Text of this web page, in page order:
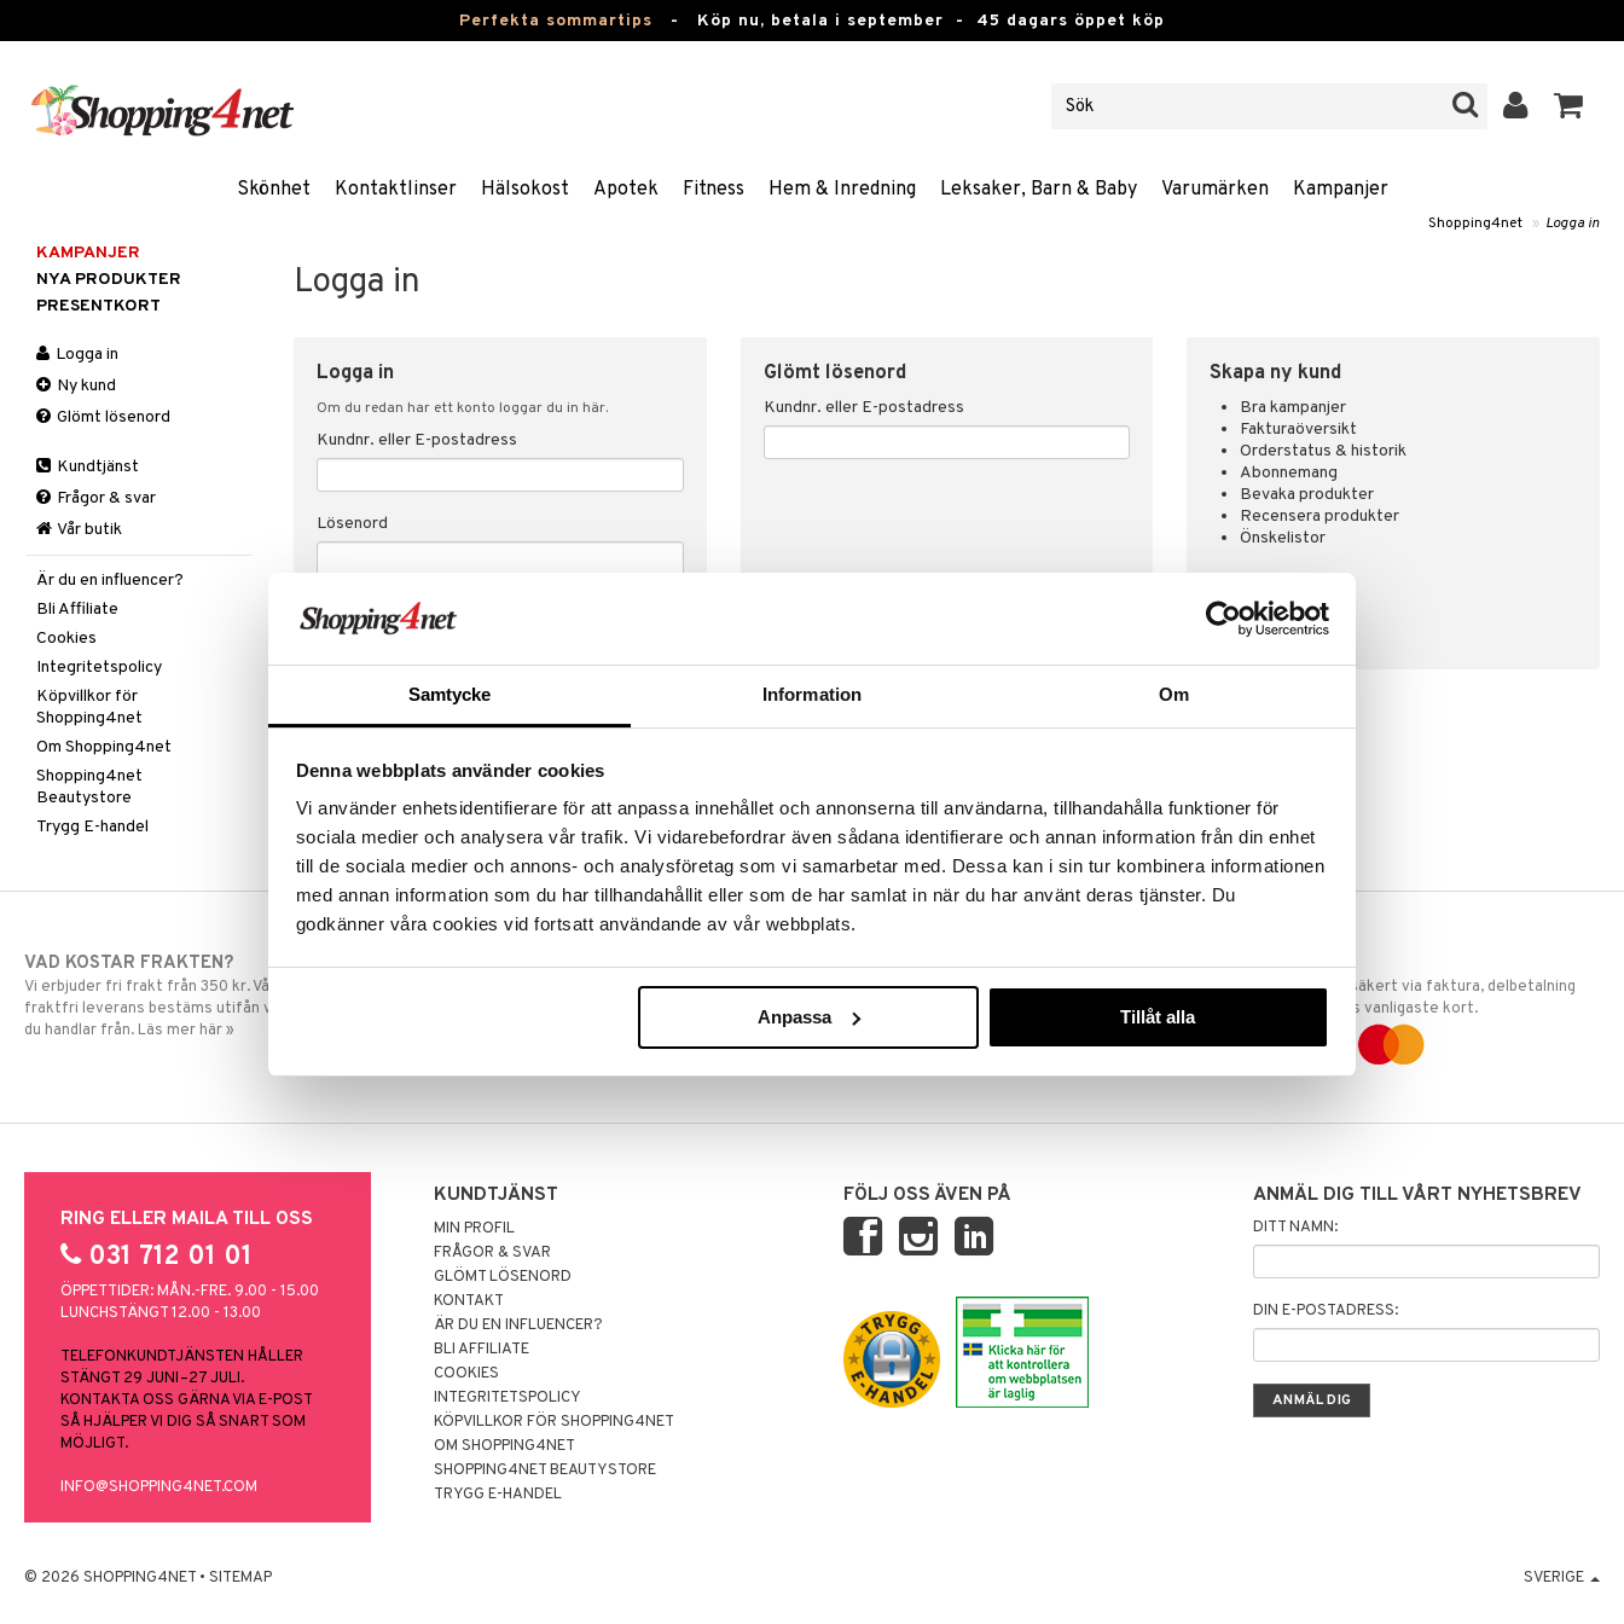
Samtycke Information Om
Denna webbplats använder cookies
Vi använder enhetsidentifierare för att anpassa innehållet och annonserna till användarna, tillhandahålla funktioner för
sociala medier och analysera vår trafik. Vi vidarebefordrar även sådana identifierare och annan information från din enhet
till de sociala medier och annons- och analysföretag som vi samarbetar med. Dessa kan i sin tur kombinera informationen
med annan information som du har tillhandahållit eller som de har samlat in när du har använt deras tjänster. Du
godkänner våra cookies vid fortsatt användande av vår webbplats.
Anpassa Tillåt alla
Perfekta sommartips - Köp nu, betala i september - 45 dagars öppet köp
Skönhet Kontaktlinser Hälsokost Apotek Fitness Hem & Inredning Leksaker, Barn & Baby Varumärken Kampanjer
Shopping4net » Logga in
Logga in
Logga in
Om du redan har ett konto loggar du in här.
Kundnr. eller E-postadress
Lösenord
Glömt lösenord
Kundnr. eller E-postadress
Skapa ny kund
Bra kampanjer
Fakturaöversikt
Orderstatus & historik
Abonnemang
Bevaka produkter
Recensera produkter
Önskelistor
SKAPA KUND
KAMPANJER
NYA PRODUKTER
PRESENTKORT
Logga in
Ny kund
Glömt lösenord
Kundtjänst
Frågor & svar
Vår butik
Är du en influencer?
Bli Affiliate
Cookies
Integritetspolicy
Köpvillkor för
Shopping4net
Om Shopping4net
Shopping4net
Beautystore
Trygg E-handel
VAD KOSTAR FRAKTEN?
Vi erbjuder fri frakt från 350 kr. Vår gräns för
fraktfri leverans bestäms utifån vilken avdelning
du handlar från. Läs mer här »
SNABBA LEVERANSER
Beställningar lagda före 14:00 (gäller varor i lager)
GODKÄND AV LÄKEMEDELSVERKET
EU-logotypen är symbolen som visar att vi är
godkända av Läkemedelsverket gällande
försäljning av läkemedel.
TRYGGA KÖP
Handla tryggt & säkert via faktura, delbetalning
eller marknadens vanligaste kort.
RING ELLER MAILA TILL OSS
031 712 01 01
ÖPPETTIDER: MÅN.-FRE. 9.00 - 15.00
LUNCHSTÄNGT 12.00 - 13.00
TELEFONKUNDTJÄNSTEN HÅLLER
STÄNGT 29 JUNI–27 JULI.
KONTAKTA OSS GÄRNA VIA E-POST
SÅ HJÄLPER VI DIG SÅ SNART SOM
MÖJLIGT.
INFO@SHOPPING4NET.COM
KUNDTJÄNST
MIN PROFIL
FRÅGOR & SVAR
GLÖMT LÖSENORD
KONTAKT
ÄR DU EN INFLUENCER?
BLI AFFILIATE
COOKIES
INTEGRITETSPOLICY
KÖPVILLKOR FÖR SHOPPING4NET
OM SHOPPING4NET
SHOPPING4NET BEAUTYSTORE
TRYGG E-HANDEL
FÖLJ OSS ÄVEN PÅ ANMÄL DIG TILL VÅRT NYHETSBREV
DITT NAMN:
DIN E-POSTADRESS:
© 2026 SHOPPING4NET • SITEMAP SVERIGE